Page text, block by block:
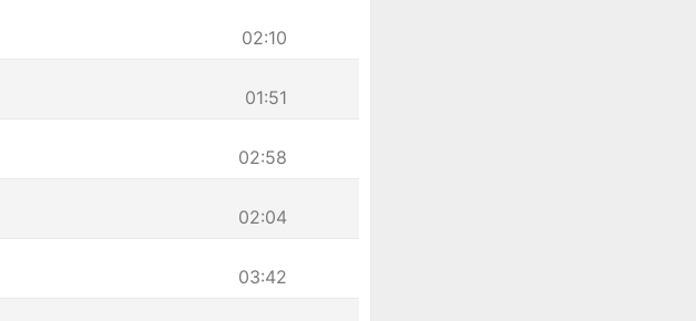
02:10
01:51
02:58
02:04
03:42